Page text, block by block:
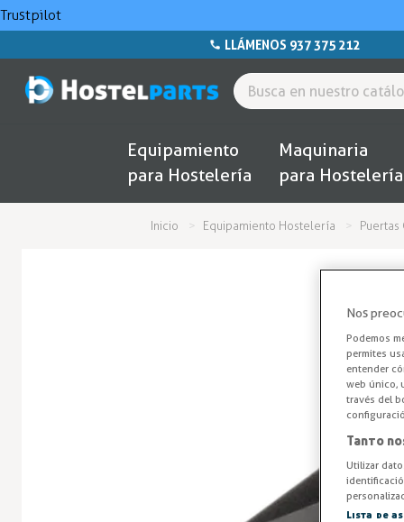
Trustpilot
LLÁMENOS 937 375 212
Equipamiento
para Hostelería
Maquinaria
para Hostelería
Inicio Equipamiento Hostelería
Nos
Podemos
permites
entender
web único,
través del
Tanto
Utilizar
Lista de